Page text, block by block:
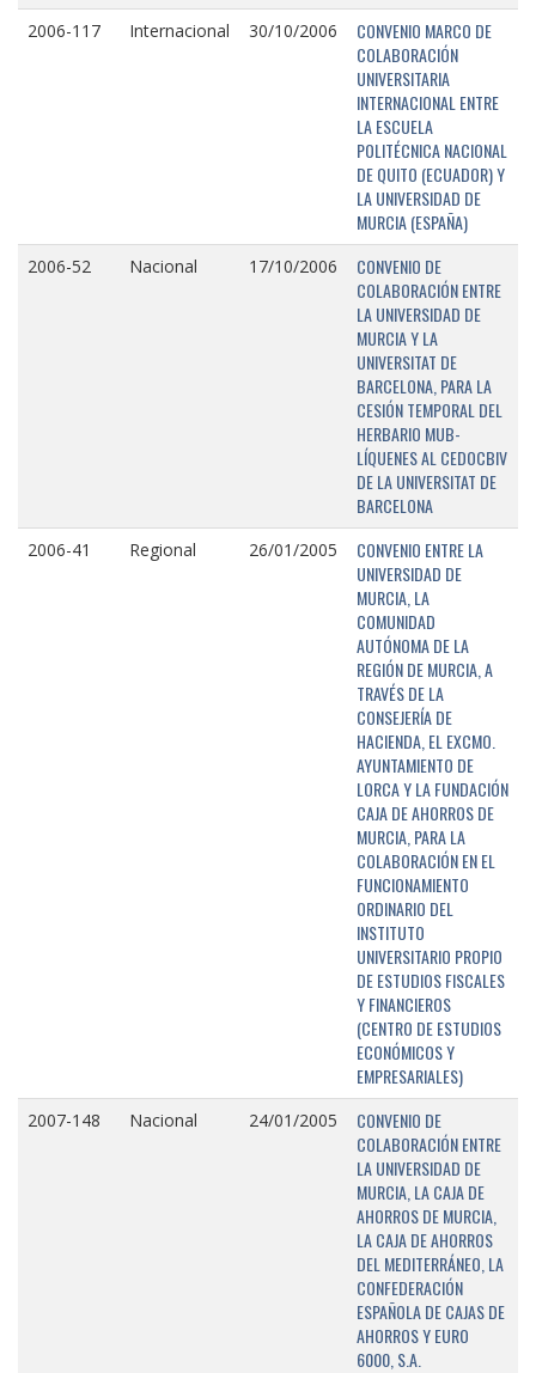
2006-117 Internacional 30/10/2006
CONVENIO MARCO DE
COLABORACIÓN
UNIVERSITARIA
INTERNACIONAL ENTRE
LA ESCUELA
POLITÉCNICA NACIONAL
DE QUITO (ECUADOR) Y
LA UNIVERSIDAD DE
MURCIA (ESPAÑA)
2006-52 Nacional 17/10/2006
CONVENIO DE
COLABORACIÓN ENTRE
LA UNIVERSIDAD DE
MURCIA Y LA
UNIVERSITAT DE
BARCELONA, PARA LA
CESIÓN TEMPORAL DEL
HERBARIO MUB-
LÍQUENES AL CEDOCBIV
DE LA UNIVERSITAT DE
BARCELONA
2006-41 Regional 26/01/2005
CONVENIO ENTRE LA
UNIVERSIDAD DE
MURCIA, LA
COMUNIDAD
AUTÓNOMA DE LA
REGIÓN DE MURCIA, A
TRAVÉS DE LA
CONSEJERÍA DE
HACIENDA, EL EXCMO.
AYUNTAMIENTO DE
LORCA Y LA FUNDACIÓN
CAJA DE AHORROS DE
MURCIA, PARA LA
COLABORACIÓN EN EL
FUNCIONAMIENTO
ORDINARIO DEL
INSTITUTO
UNIVERSITARIO PROPIO
DE ESTUDIOS FISCALES
Y FINANCIEROS
(CENTRO DE ESTUDIOS
ECONÓMICOS Y
EMPRESARIALES)
2007-148 Nacional 24/01/2005
CONVENIO DE
COLABORACIÓN ENTRE
LA UNIVERSIDAD DE
MURCIA, LA CAJA DE
AHORROS DE MURCIA,
LA CAJA DE AHORROS
DEL MEDITERRÁNEO, LA
CONFEDERACIÓN
ESPAÑOLA DE CAJAS DE
AHORROS Y EURO
6000, S.A.